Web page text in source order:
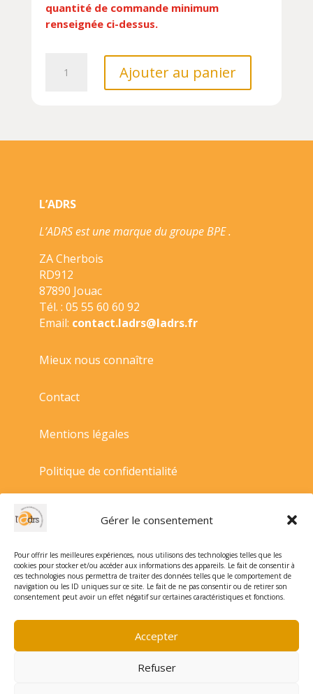
Gérer le consentement
Pour offrir les meilleures expériences, nous utilisons des technologies telles que les
cookies pour stocker et/ou accéder aux informations des appareils. Le fait de consentir à
ces technologies nous permettra de traiter des données telles que le comportement de
navigation ou les ID uniques sur ce site. Le fait de ne pas consentir ou de retirer son
consentement peut avoir un effet négatif sur certaines caractéristiques et fonctions.
Accepter
Refuser
quantité de commande minimum
renseignée ci-dessus.
SECRET
PETIT
Ajouter au panier
L’ADRS
L’ADRS est une marque du groupe BPE .
ZA Cherbois
RD912
87890 Jouac
Tél. : 05 55 60 60 92
Email: contact.ladrs@ladrs.fr
Mieux nous connaître
Contact
Mentions légales
Politique de confidentialité
Politique de cookies